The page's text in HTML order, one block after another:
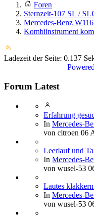
Foren
Sternzeit-107 SL /
Mercedes-Benz
Kombiinstrument
Ladezeit der Seite: 0.137
Forum Latest
Erfahrung
In Mercedes-
von citroen 06
Leerlauf und
In Mercedes-
von wusel-53
Lautes
In Mercedes-
von wusel-53